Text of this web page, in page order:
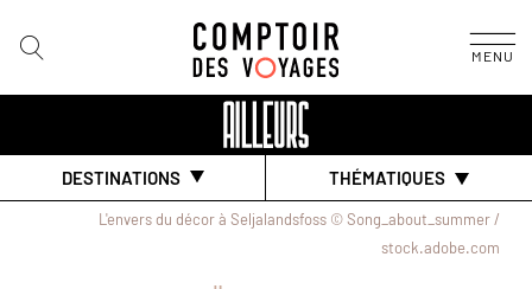
MENU
DESTINATIONS THÉMATIQUES
L'envers du décor à Seljalandsfoss © Song_about_summer /
stock.adobe.com